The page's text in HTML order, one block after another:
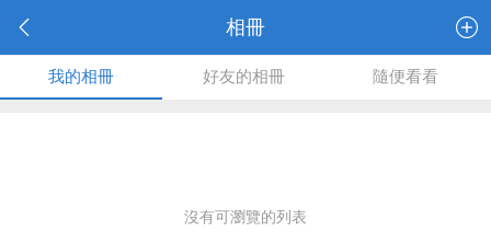
相冊
我的相冊 好友的相冊 隨便看看
沒有可瀏覽的列表